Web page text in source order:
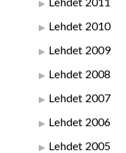
Lehdet 2010
Lehdet 2009
Lehdet 2008
Lehdet 2007
Lehdet 2006
Lehdet 2005